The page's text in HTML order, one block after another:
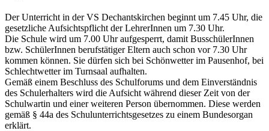
Der Unterricht in der VS Dechantskirchen beginnt um 7.45 Uhr, die
gesetzliche Aufsichtspflicht der LehrerInnen um 7.30 Uhr.
Die Schule wird um 7.00 Uhr aufgesperrt, damit BusschülerInnen
bzw. SchülerInnen berufstätiger Eltern auch schon vor 7.30 Uhr
kommen können. Sie dürfen sich bei Schönwetter im Pausenhof, bei
Schlechtwetter im Turnsaal aufhalten.
Gemäß einem Beschluss des Schulforums und dem Einverständnis
des Schulerhalters wird die Aufsicht während dieser Zeit von der
Schulwartin und einer weiteren Person übernommen. Diese werden
gemäß § 44a des Schulunterrichtsgesetzes zu einem Bundesorgan
erklärt.